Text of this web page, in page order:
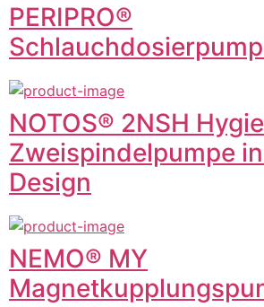
PERIPRO®
NOTOS® 2NSH
Zweispindelpumpe
Design
NEMO® MY